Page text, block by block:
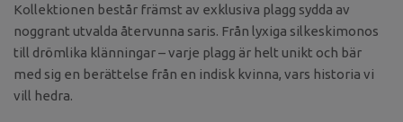
Kollektionen består främst av exklusiva plagg sydda av
noggrant utvalda återvunna saris. Från lyxiga silkeskimonos
till drömlika klänningar – varje plagg är helt unikt och bär
med sig en berättelse från en indisk kvinna, vars historia vi
vill hedra.